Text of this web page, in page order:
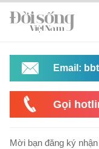
Email:
Gọi
Mời bạn đăng ký